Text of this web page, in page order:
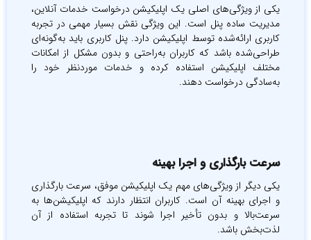
یکی از ویژگی‌های اصلی یک اپلیکیشن درخواست خدمات آنلاین،
مدیریت ساده پنل است. این ویژگی نقش بسیار مهمی در تجربه
کاربری ارائه‌شده توسط اپلیکیشن دارد. پنل کاربری باید به‌گونه‌ای
طراحی‌شده باشد که کاربران به‌راحتی و بدون مشکل از امکانات
مختلف اپلیکیشن استفاده کرده و خدمات موردنظر خود را
به‌سادگی درخواست دهند.
سرعت بارگذاری و اجرا بهینه
یکی دیگر از ویژگی‌های مهم یک اپلیکیشن موفق، سرعت بارگذاری
و اجرای بهینه آن است. کاربران انتظار دارند که اپلیکیشن‌ها به
سرعت‌بالا و بدون تأخیر اجرا شوند تا تجربه استفاده از آن
لذت‌بخش باشد.